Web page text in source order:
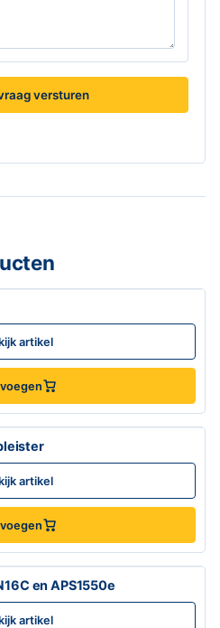
versturen
artikel
artikel
en APS1550e
artikel